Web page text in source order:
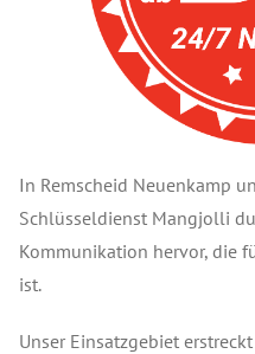
In Remscheid Neuenkamp
Schlüsseldienst Mangjolli
Kommunikation hervor, die
ist.
Unser Einsatzgebiet